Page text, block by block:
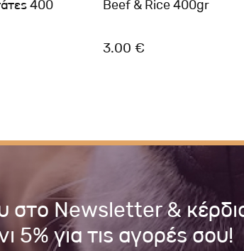
400
Beef & Rice 400gr
3.00 €
στο Newsletter &
5% για τις αγορές σου!